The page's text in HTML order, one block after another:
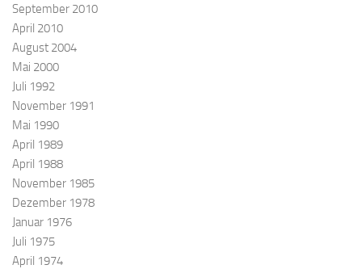
September 2010
April 2010
August 2004
Mai 2000
Juli 1992
November 1991
Mai 1990
April 1989
April 1988
November 1985
Dezember 1978
Januar 1976
Juli 1975
April 1974